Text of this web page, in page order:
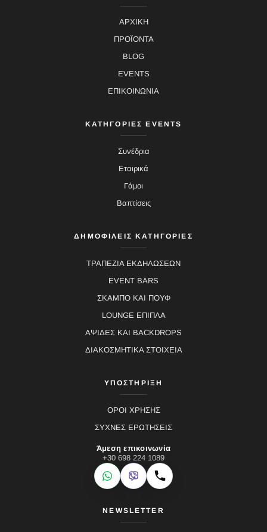
ΑΡΧΙΚΗ
ΠΡΟΪΟΝΤΑ
BLOG
EVENTS
ΕΠΙΚΟΙΝΩΝΙΑ
ΚΑΤΗΓΟΡΙΕΣ EVENTS
Συνέδρια
Εταιρικά
Γάμοι
Βαπτίσεις
ΔΗΜΟΦΙΛΕΙΣ ΚΑΤΗΓΟΡΙΕΣ
ΤΡΑΠΕΖΙΑ ΕΚΔΗΛΩΣΕΩΝ
EVENT BARS
ΣΚΑΜΠΟ ΚΑΙ ΠΟΥΦ
LOUNGE ΕΠΙΠΛΑ
ΑΨΙΔΕΣ ΚΑΙ BACKDROPS
ΔΙΑΚΟΣΜΗΤΙΚΑ ΣΤΟΙΧΕΙΑ
ΥΠΟΣΤΗΡΙΞΗ
ΟΡΟΙ ΧΡΗΣΗΣ
ΣΥΧΝΕΣ ΕΡΩΤΗΣΕΙΣ
Άμεση επικοινωνία
+30 698 224 1089
WhatsApp
Viber Κλήση
NEWSLETTER